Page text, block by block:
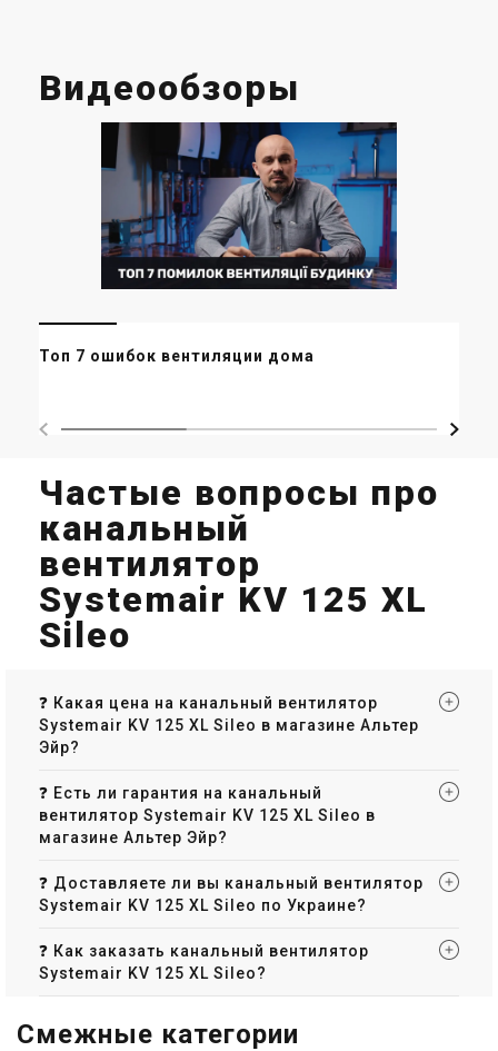
Видеообзоры
Топ 7 ошибок вентиляции дома
Частые вопросы про
канальный
вентилятор
Systemair KV 125 XL
Sileo
❓ Какая цена на канальный вентилятор
Systemair KV 125 XL Sileo в магазине Альтер
Эйр?
❓ Есть ли гарантия на канальный
вентилятор Systemair KV 125 XL Sileo в
магазине Альтер Эйр?
❓ Доставляете ли вы канальный вентилятор
Systemair KV 125 XL Sileo по Украине?
❓ Как заказать канальный вентилятор
Systemair KV 125 XL Sileo?
Смежные категории